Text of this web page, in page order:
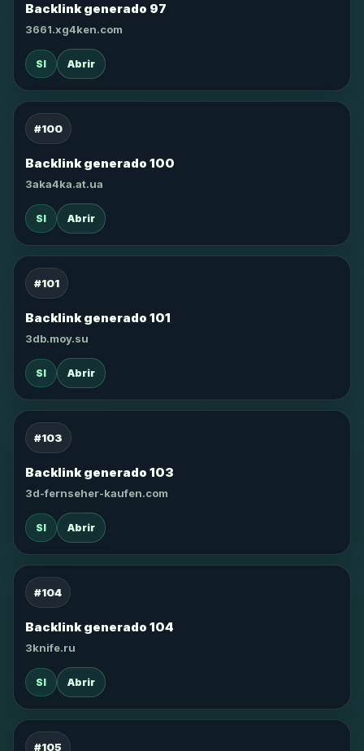
Backlink generado 97
3661.xg4ken.com
SI Abrir
#100
Backlink generado 100
3aka4ka.at.ua
SI Abrir
#101
Backlink generado 101
3db.moy.su
SI Abrir
#103
Backlink generado 103
3d-fernseher-kaufen.com
SI Abrir
#104
Backlink generado 104
3knife.ru
SI Abrir
#105